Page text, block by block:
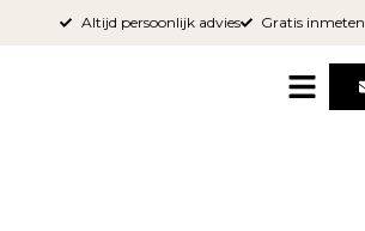
Altijd persoonlijk advies Gratis inmeten